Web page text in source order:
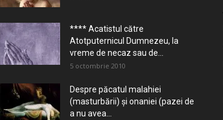
**** Acatistul către
Atotputernicul Dumnezeu, la
vreme de necaz sau de...
5 octombrie 2010
Despre păcatul malahiei
(masturbării) şi onaniei (pazei de
a nu avea...